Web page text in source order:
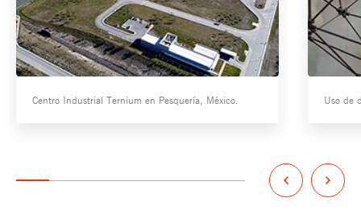
Centro Industrial Ternium en Pesquería, México. Uso de